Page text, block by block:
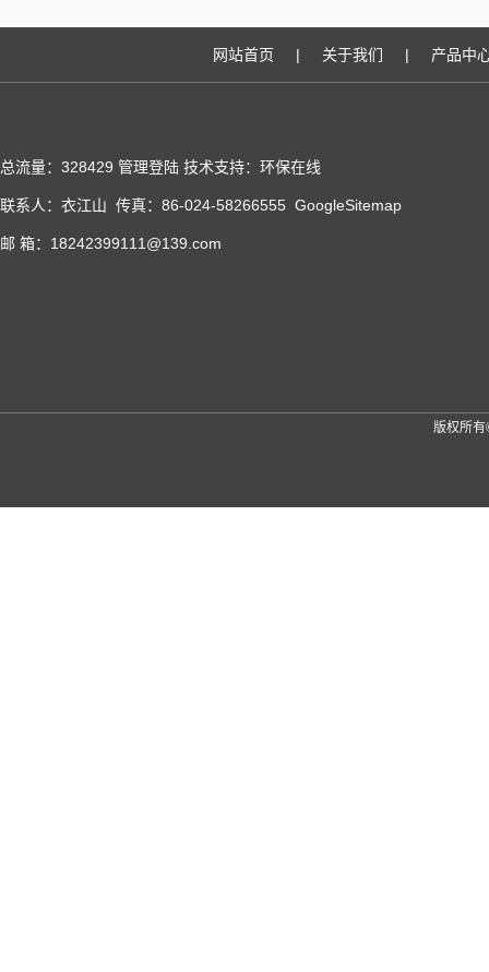
网站首页 | 关于我们 | 产品中
总流量：328429 管理登陆 技术支持： 环保在线
联系人：衣江山 传真：86-024-58266555 GoogleSitemap
邮 箱：18242399111@139.com
版权所